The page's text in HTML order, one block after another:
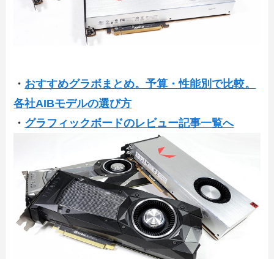
・ おすすめグラボまとめ。予算・性能別で比較。
各社AIBモデルの選び方
・ グラフィックボードのレビュー記事一覧へ